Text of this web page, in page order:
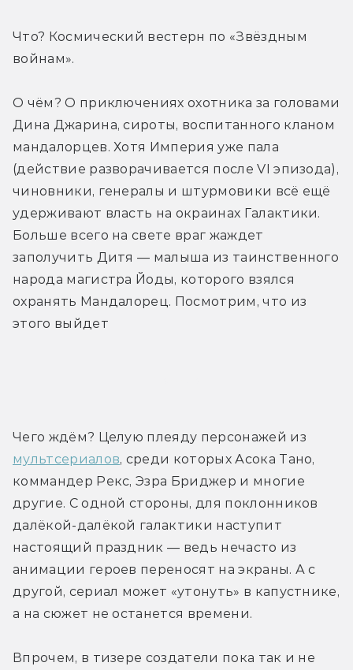
Что? Космический вестерн по «Звёздным
войнам».
О чём? О приключениях охотника за головами
Дина Джарина, сироты, воспитанного кланом
мандалорцев. Хотя Империя уже пала
(действие разворачивается после VI эпизода),
чиновники, генералы и штурмовики всё ещё
удерживают власть на окраинах Галактики.
Больше всего на свете враг жаждет
заполучить Дитя — малыша из таинственного
народа магистра Йоды, которого взялся
охранять Мандалорец. Посмотрим, что из
этого выйдет
мультсериалов, среди которых Асока Тано,
коммандер Рекс, Эзра Бриджер и многие
другие. С одной стороны, для поклонников
далёкой-далёкой галактики наступит
настоящий праздник — ведь нечасто из
анимации героев переносят на экраны. А с
другой, сериал может «утонуть» в капустнике,
а на сюжет не останется времени.
Впрочем, в тизере создатели пока так и не